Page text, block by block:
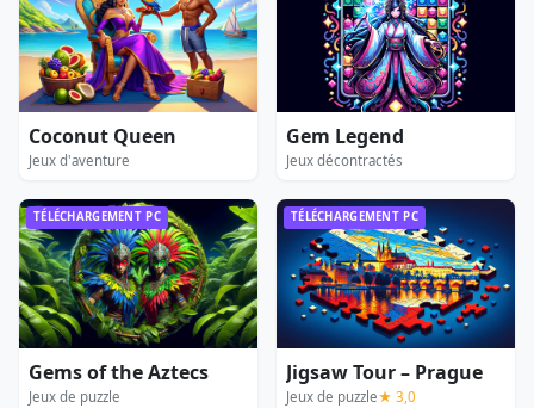
Coconut Queen
Jeux d'aventure
Gem Legend
Jeux décontractés
TÉLÉCHARGEMENT PC
Gems of the Aztecs
Jeux de puzzle
TÉLÉCHARGEMENT PC
Jigsaw Tour – Prague
Jeux de puzzle★ 3,0